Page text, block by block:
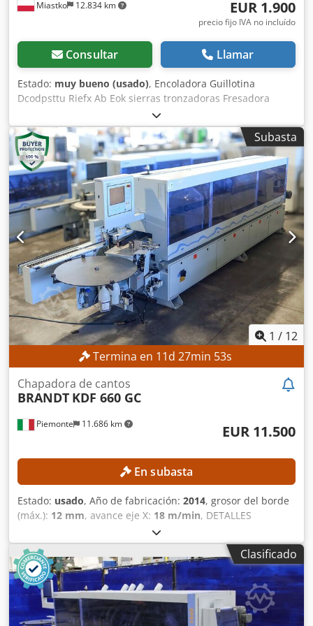
Miastko 12.834 km EUR 1.900
precio fijo IVA no incluído
Consultar Llamar
Estado: muy bueno (usado), Encoladora Guillotina
Dcodpsttu Riefx Ab Eok sierras tronzadoras Fresadora
Subasta
1 / 12
Termina en 11d 27min 51s
Piemonte 11.686 km
Chapadora de cantos
BRANDT KDF 660 GC
EUR 11.500
En subasta
Estado: usado, Año de fabricación: 2014, grosor del borde
(máx.): 12 mm, avance eje X: 18 m/min, DETALLES
TÉCNICOS Dimensiones de la pieza de trabajo Altura
mínima de la placa: 10 mm Altura máxima de la placa: 60
mm Anchura mínima de la placa: 70 mm Espesor mínimo
del borde: 0,4 mm Espesor máximo del borde: 12 mm
Velocidad máxima de avance: 18 m/min Avance y guía
Presión mediante rodillos de apoyo Guías de soporte de la
placa Unidad para el procesamiento de placas Unidad de
Clasificado